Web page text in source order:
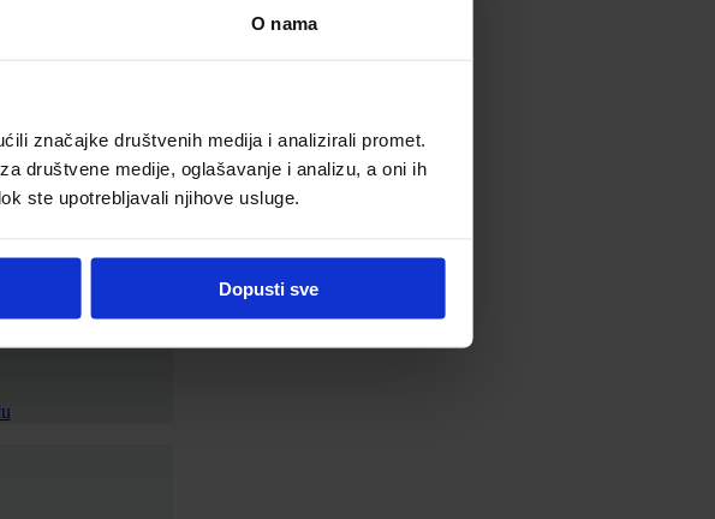
O nama
značajke društvenih medija i analizirali promet.
društvene medije, oglašavanje i analizu, a oni ih
ste upotrebljavali njihove usluge.
Dopusti sve